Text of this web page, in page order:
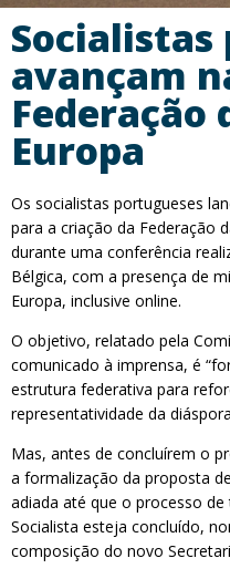
Socialistas
avançam
Federação
Europa
Os socialistas portugueses
para a criação da Federação
durante uma conferência
Bélgica, com a presença de
Europa, inclusive online.
O objetivo, relatado pela
comunicado à imprensa, é
estrutura federativa para
representatividade da
Mas, antes de concluírem o
a formalização da proposta
adiada até que o processo
Socialista esteja concluído,
composição do novo